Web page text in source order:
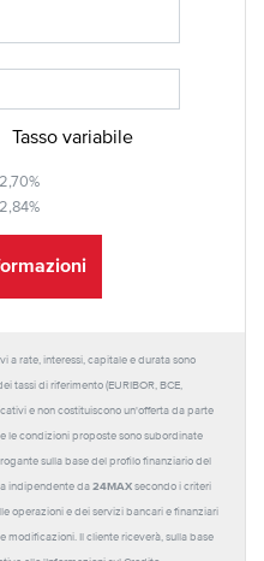
2,70%
Tasso variabile
a rate, interessi, capitale e durata sono
tassi di riferimento (EURIBOR, BCE,
e non costituiscono un'offerta da parte
le condizioni proposte sono subordinate
sulla base del profilo finanziario del
indipendente da 24MAX secondo i criteri
operazioni e dei servizi bancari e finanziari
Il cliente riceverà, sulla base